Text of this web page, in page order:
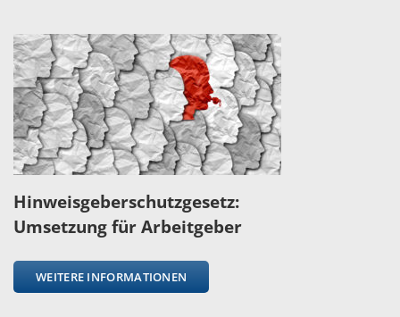
Hinweisgeberschutzgesetz:
Umsetzung für Arbeitgeber
WEITERE INFORMATIONEN